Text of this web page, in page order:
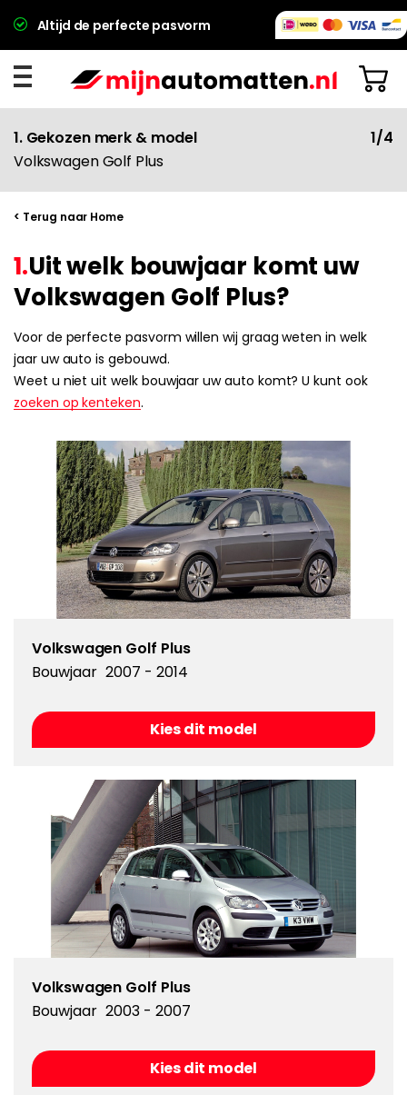
Altijd de perfecte pasvorm
1. Gekozen merk & model
Volkswagen Golf Plus
1/4
< Terug naar Home
1.Uit welk bouwjaar komt uw
Volkswagen Golf Plus?
Voor de perfecte pasvorm willen wij graag weten in welk
jaar uw auto is gebouwd.
Weet u niet uit welk bouwjaar uw auto komt? U kunt ook
zoeken op kenteken.
Volkswagen Golf Plus
Bouwjaar 2007 - 2014
Kies dit model
Volkswagen Golf Plus
Bouwjaar 2003 - 2007
Kies dit model